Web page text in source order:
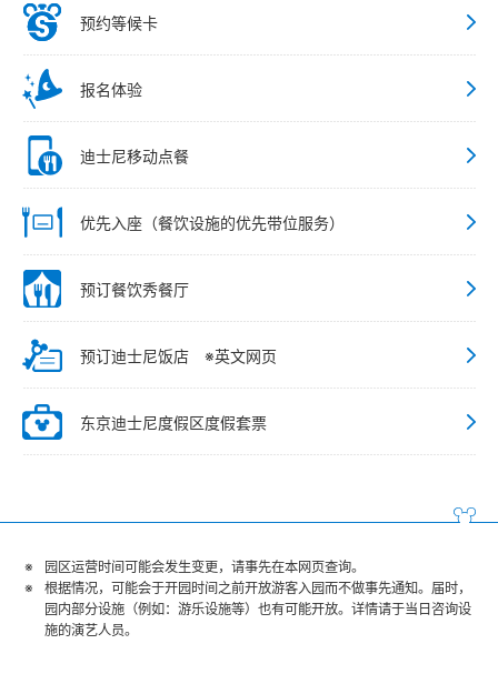
预约等候卡
报名体验
迪士尼移动点餐
优先入座（餐饮设施的优先带位服务）
预订餐饮秀餐厅
预订迪士尼饭店 ※英文网页
东京迪士尼度假区度假套票
园区运营时间可能会发生变更，请事先在本网页查询。
根据情况，可能会于开园时间之前开放游客入园而不做事先通知。届时，
园内部分设施（例如：游乐设施等）也有可能开放。详情请于当日咨询设
施的演艺人员。